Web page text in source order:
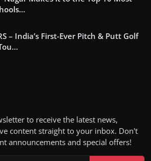
– India’s First-Ever Pitch & Putt Golf
to receive the latest news,
content straight to your inbox. Don't
announcements and special offers!